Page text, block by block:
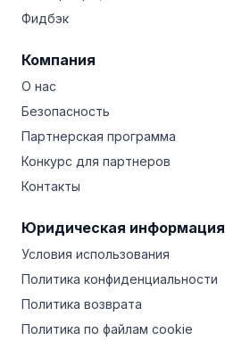
Фидбэк
Компания
О нас
Безопасность
Партнерская программа
Конкурс для партнеров
Контакты
Юридическая информация
Условия использования
Политика конфиденциальности
Политика возврата
Политика по файлам cookie